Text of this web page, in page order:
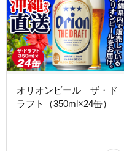
オリオンビール ザ・ド
ラフト（350ml×24缶）